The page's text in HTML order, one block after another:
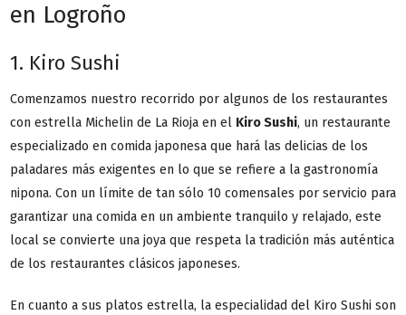
en Logroño
1. Kiro Sushi
Comenzamos nuestro recorrido por algunos de los restaurantes
con estrella Michelin de La Rioja en el Kiro Sushi, un restaurante
especializado en comida japonesa que hará las delicias de los
paladares más exigentes en lo que se refiere a la gastronomía
nipona. Con un límite de tan sólo 10 comensales por servicio para
garantizar una comida en un ambiente tranquilo y relajado, este
local se convierte una joya que respeta la tradición más auténtica
de los restaurantes clásicos japoneses.
En cuanto a sus platos estrella, la especialidad del Kiro Sushi son